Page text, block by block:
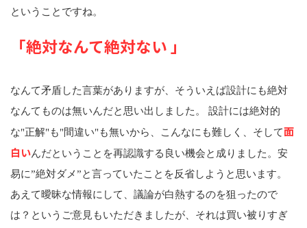
ということですね。
「絶対なんて絶対ない 」
なんて矛盾した言葉がありますが、そういえば設計にも絶対
なんてものは無いんだと思い出しました。 設計には絶対的
な"正解"も"間違い"も無いから、こんなにも難しく、そして面
白いんだということを再認識する良い機会と成りました。安
易に”絶対ダメ”と言っていたことを反省しようと思います。
あえて曖昧な情報にして、議論が白熱するのを狙ったので
は？というご意見もいただきましたが、それは買い被りすぎ